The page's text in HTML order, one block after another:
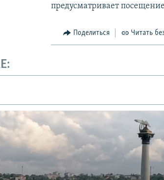
предусматривает
Поделиться Читать